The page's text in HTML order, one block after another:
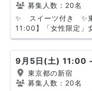
募集人数：20名
✨ スイーツ付き ✨
11:00】「女性限定」
9月5日(土) 11:00
東京都の新宿
募集人数：20名